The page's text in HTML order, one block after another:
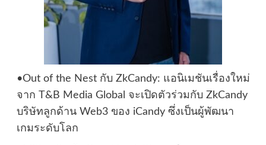
•Out of the Nest กับ ZkCandy: แอนิเมชันเรื่องใหม่
จาก T&B Media Global จะเปิดตัวร่วมกับ ZkCandy
บริษัทลูกด้าน Web3 ของ iCandy ซึ่งเป็นผู้พัฒนา
เกมระดับโลก